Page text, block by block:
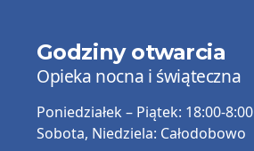
Godziny otwarcia
Opieka nocna i świąteczna
Poniedziałek – Piątek: 18:00-8:00
Sobota, Niedziela: Całodobowo